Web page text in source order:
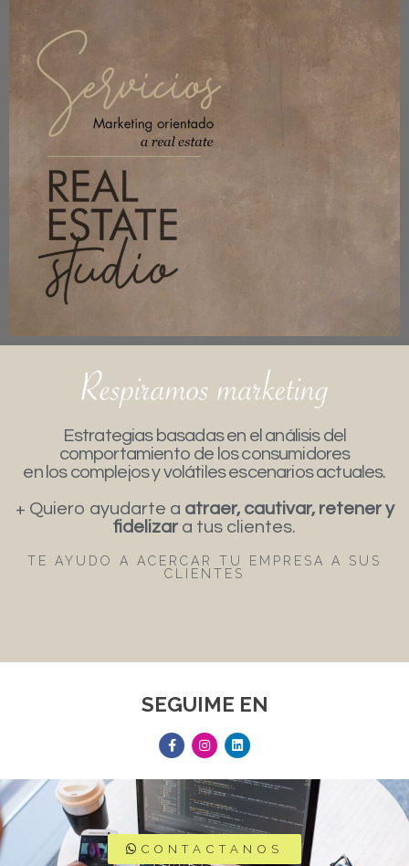
Estrategias basadas en el análisis del
comportamiento de los consumidores
en los complejos y volátiles escenarios actuales.
+ Quiero ayudarte a atraer, cautivar, retener y
fidelizar a tus clientes.
TE AYUDO A ACERCAR TU EMPRESA A SUS
CLIENTES
SEGUIME EN
CONTACTANOS